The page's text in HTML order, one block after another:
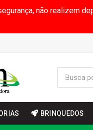
não realizem
BRINQUEDOS